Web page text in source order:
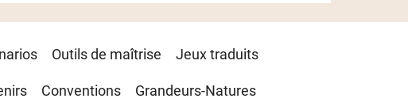
Outils de maîtrise Jeux traduits
Conventions Grandeurs-Natures